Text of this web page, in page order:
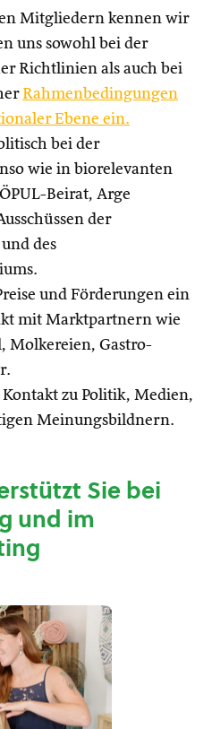
Mitgliedern kennen wir
uns sowohl bei der
Richtlinien als auch bei
Rahmenbedingungen
Ebene ein.
bei der
wie in biorelevanten
Beirat, Arge
der
des
und Förderungen ein
mit Marktpartnern wie
Molkereien, Gastro-
zu Politik, Medien,
Meinungsbildnern.
Sie bei
und im